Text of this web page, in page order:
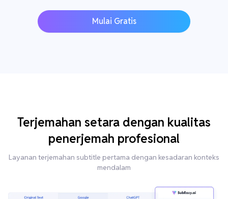
Mulai Gratis
Terjemahan setara dengan kualitas
penerjemah profesional
Layanan terjemahan subtitle pertama dengan kesadaran konteks
mendalam